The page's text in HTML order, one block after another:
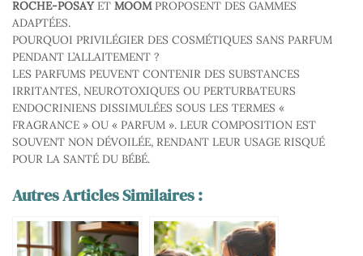
ROCHE-POSAYET MOOMPROPOSENT DES GAMMES
ADAPTÉES.
POURQUOI PRIVILÉGIER DES COSMÉTIQUES SANS PARFUM
PENDANT L’ALLAITEMENT ?
LES PARFUMS PEUVENT CONTENIR DES SUBSTANCES
IRRITANTES, NEUROTOXIQUES OU PERTURBATEURS
ENDOCRINIENS DISSIMULÉES SOUS LES TERMES «
FRAGRANCE » OU « PARFUM ». LEUR COMPOSITION EST
SOUVENT NON DÉVOILÉE, RENDANT LEUR USAGE RISQUÉ
POUR LA SANTÉ DU BÉBÉ.
Autres Articles Similaires :